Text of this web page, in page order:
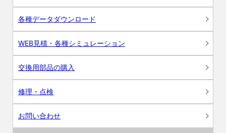
各種データダウンロード
WEB見積・各種シミュレーション
交換用部品の購入
修理・点検
お問い合わせ